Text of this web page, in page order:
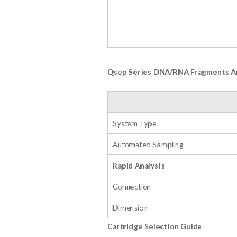
Qsep Series DNA/RNA Fragments
System Type
Automated Sampling
Rapid Analysis
Connection
Dimension
Cartridge Selection Guide